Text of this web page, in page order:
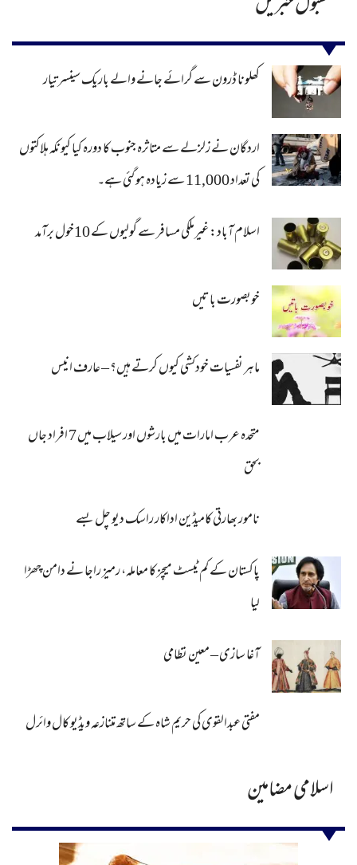
کھلونا ڈرون سے گرائے جانے والے باریک سینسر تیار
اردگان نے زلزلے سے متاثرہ جنوب کا دورہ کیا کیونکہ ہلاکتوں
کی تعداد 11,000 سے زیادہ ہو گئی ہے۔
اسلام آباد: غیرملکی مسافر سے گولیوں کے 10خول برآمد
خوبصورت باتیں
ماہر نفسیات خودکشی کیوں کرتے ہیں؟ – عارف انیس
متحدہ عرب امارات میں بارشوں اور سیلاب میں 7 افراد جاں
بحق
نامور بھارتی کامیڈین اداکار راسک دیو چل بسے
پاکستان کے کم ٹیسٹ میچز کا معاملہ، رمیز راجا نے دامن چھڑا
لیا
آغا سازی – معین نظامی
مفتی عبدالقوی کی حریم شاہ کے ساتھ متنازعہ ویڈیو کال وائرل
اسلامی مضامین